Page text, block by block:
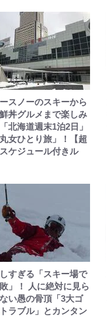
スノーのスキーから
丼グルメまで楽しみ
北海道週末1泊2日」
女ひとり旅」！【超
ケジュール付きル
すぎる「スキー場で
」！ 人に絶対に見ら
い愚の骨頂「3大ゴ
ラブル」とカンタン